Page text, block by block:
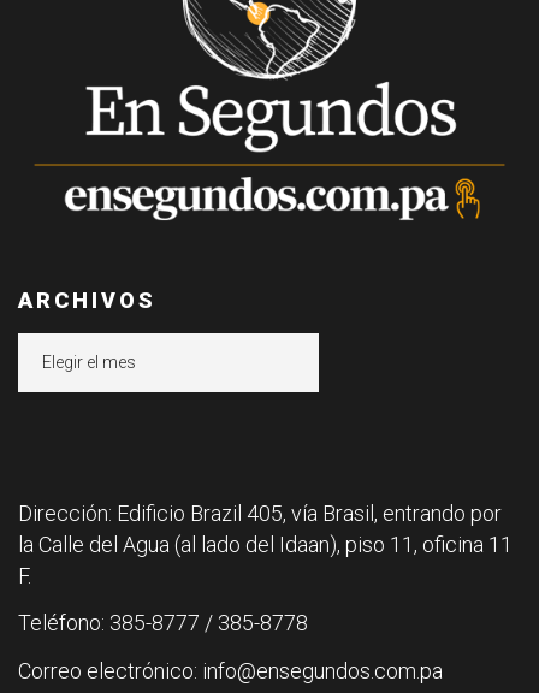
ARCHIVOS
Dirección: Edificio Brazil 405, vía Brasil, entrando por
la Calle del Agua (al lado del Idaan), piso 11, oficina 11
F.
Teléfono: 385-8777 / 385-8778
Correo electrónico: info@ensegundos.com.pa